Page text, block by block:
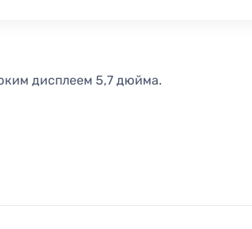
дисплеем 5,7 дюйма.